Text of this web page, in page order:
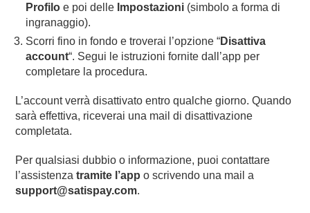
Profiloe poi delle Impostazioni (simbolo a forma di
ingranaggio).
Scorri fino in fondo e troverai l’opzione “Disattiva
account“. Segui le istruzioni fornite dall’app per
completare la procedura.
L’account verrà disattivato entro qualche giorno. Quando
sarà effettiva, riceverai una mail di disattivazione
completata.
Per qualsiasi dubbio o informazione, puoi contattare
l’assistenzatramite l’app o scrivendo una mail a
support@satispay.com.